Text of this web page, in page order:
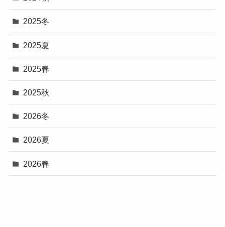
2025冬
2025夏
2025春
2025秋
2026冬
2026夏
2026春